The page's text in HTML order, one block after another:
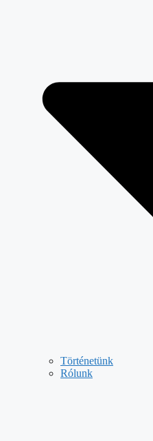
Történetünk
Rólunk